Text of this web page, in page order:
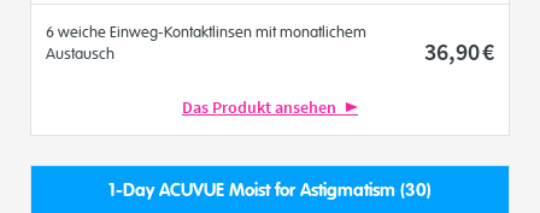
6 weiche Einweg-Kontaktlinsen mit monatlichem
Austausch
36,90€
Das Produkt ansehen
1-Day ACUVUE Moist for Astigmatism (30)